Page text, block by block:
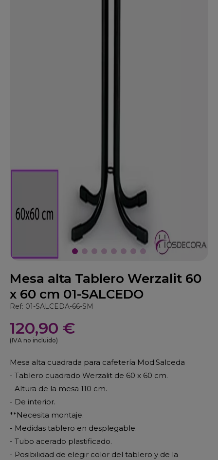
Mesa alta Tablero Werzalit 60
x 60 cm 01-SALCEDO
Ref: 01-SALCEDA-66-SM
120,90 €
(IVA no incluido)
Mesa alta cuadrada para cafetería Mod.Salceda
- Tablero cuadrado Werzalit de 60 x 60 cm.
- Altura de la mesa 110 cm.
- De interior.
**Necesita montaje.
- Medidas tablero en desplegable.
- Tubo acerado plastificado.
- Posibilidad de elegir color del tablero y de la